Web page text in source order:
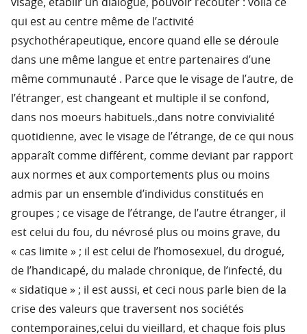
visage, établir un dialogue, pouvoir l’écouter : voilà ce
qui est au centre même de l’activité
psychothérapeutique, encore quand elle se déroule
dans une même langue et entre partenaires d’une
même communauté . Parce que le visage de l’autre, de
l’étranger, est changeant et multiple il se confond,
dans nos moeurs habituels.,dans notre convivialité
quotidienne, avec le visage de l’étrange, de ce qui nous
apparaît comme différent, comme deviant par rapport
aux normes et aux comportements plus ou moins
admis par un ensemble d’individus constitués en
groupes ; ce visage de l’étrange, de l’autre étranger, il
est celui du fou, du névrosé plus ou moins grave, du
« cas limite » ; il est celui de l’homosexuel, du drogué,
de l’handicapé, du malade chronique, de l’infecté, du
« sidatique » ; il est aussi, et ceci nous parle bien de la
crise des valeurs que traversent nos sociétés
contemporaines,celui du vieillard, et chaque fois plus